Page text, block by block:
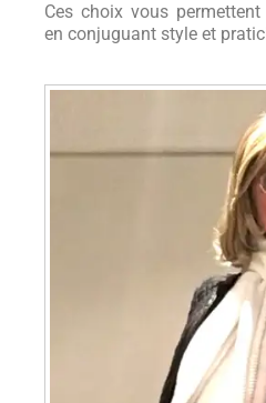
Ces choix vous
en conjuguant style et